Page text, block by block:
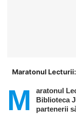
Maratonul
M
aratonul
Biblioteca
partenerii